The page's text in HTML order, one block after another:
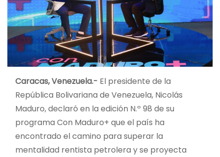
Caracas, Venezuela.- El presidente de la
República Bolivariana de Venezuela, Nicolás
Maduro, declaró en la edición N.º 98 de su
programa Con Maduro+ que el país ha
encontrado el camino para superar la
mentalidad rentista petrolera y se proyecta